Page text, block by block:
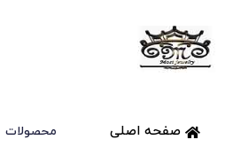
صفحه اصلی محصولات